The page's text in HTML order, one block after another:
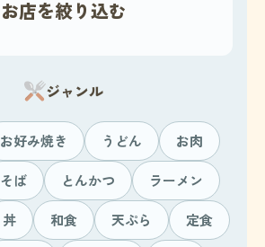
お店を絞り込む
ジャンル
お好み焼き うどん お肉
そば とんかつ ラーメン
丼 和食 天ぷら 定食